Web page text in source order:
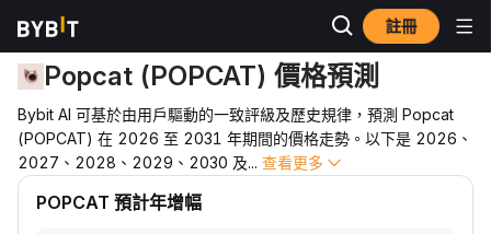
註冊
價格預測
Popcat (POPCAT) 價格預測
Bybit AI 可基於由用戶驅動的一致評級及歷史規律，預測 Popcat
(POPCAT) 在 2026 至 2031 年期間的價格走勢。以下是 2026、
2027、2028、2029、2030 及... 查看更多
POPCAT 預計年增幅